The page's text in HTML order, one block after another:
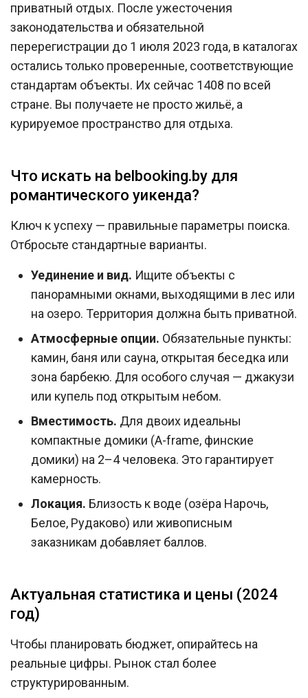
приватный отдых. После ужесточения
законодательства и обязательной
перерегистрации до 1 июля 2023 года, в каталогах
остались только проверенные, соответствующие
стандартам объекты. Их сейчас 1408 по всей
стране. Вы получаете не просто жильё, а
курируемое пространство для отдыха.
Что искать на belbooking.by для
романтического уикенда?
Ключ к успеху — правильные параметры поиска.
Отбросьте стандартные варианты.
Уединение и вид. Ищите объекты с
панорамными окнами, выходящими в лес или
на озеро. Территория должна быть приватной.
Атмосферные опции. Обязательные пункты:
камин, баня или сауна, открытая беседка или
зона барбекю. Для особого случая — джакузи
или купель под открытым небом.
Вместимость. Для двоих идеальны
компактные домики (A-frame, финские
домики) на 2–4 человека. Это гарантирует
камерность.
Локация. Близость к воде (озёра Нарочь,
Белое, Рудаково) или живописным
заказникам добавляет баллов.
Актуальная статистика и цены (2024
год)
Чтобы планировать бюджет, опирайтесь на
реальные цифры. Рынок стал более
структурированным.